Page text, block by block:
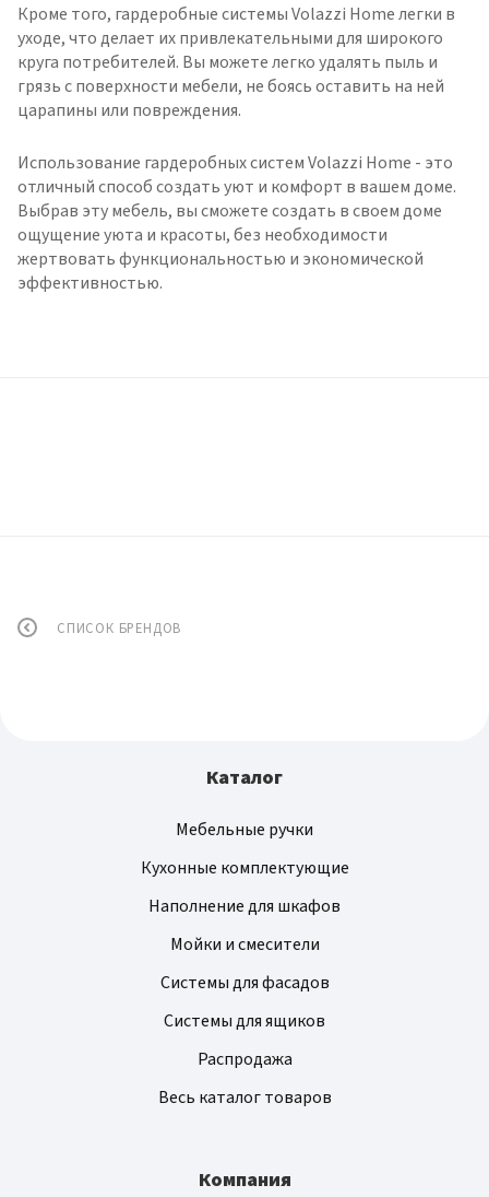
Кроме того, гардеробные системы Volazzi Home легки в
уходе, что делает их привлекательными для широкого
круга потребителей. Вы можете легко удалять пыль и
грязь с поверхности мебели, не боясь оставить на ней
царапины или повреждения.
Использование гардеробных систем Volazzi Home - это
отличный способ создать уют и комфорт в вашем доме.
Выбрав эту мебель, вы сможете создать в своем доме
ощущение уюта и красоты, без необходимости
жертвовать функциональностью и экономической
эффективностью.
СПИСОК БРЕНДОВ
Каталог
Мебельные ручки
Кухонные комплектующие
Наполнение для шкафов
Мойки и смесители
Системы для фасадов
Системы для ящиков
Распродажа
Весь каталог товаров
Компания